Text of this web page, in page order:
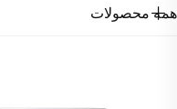
همه محصولات